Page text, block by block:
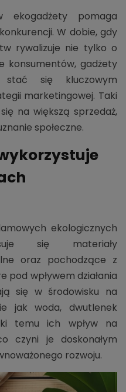
ekogadżety pomaga
W dobie, gdy
rywalizuje nie tylko o
konsumentów, gadżety
się kluczowym
marketingowej. Taki
na większą sprzedaż,
społeczne.
ekologicznych
się materiały
oraz pochodzące z
pod wpływem działania
się w środowisku na
jak woda, dwutlenek
temu ich wpływ na
czyni je doskonałym
rozwoju.